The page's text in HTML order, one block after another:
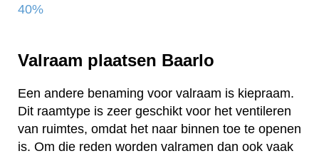
40%‎
Valraam plaatsen Baarlo
Een andere benaming voor valraam is kiepraam.
Dit raamtype is zeer geschikt voor het ventileren
van ruimtes, omdat het naar binnen toe te openen
is. Om die reden worden valramen dan ook vaak